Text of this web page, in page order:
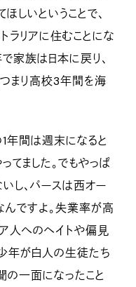
しいということで、
リアに住むことにな
家族は日本に戻り、
まり高校3年間を海
年間は週末になると
てました。でもやっぱ
し、パースは西オー
ですよ。失業率が高
人へのヘイトや偏見
年が白人の生徒たち
の一面になったこと